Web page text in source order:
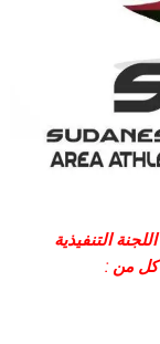
اللجنة التنفيذية
كل من :